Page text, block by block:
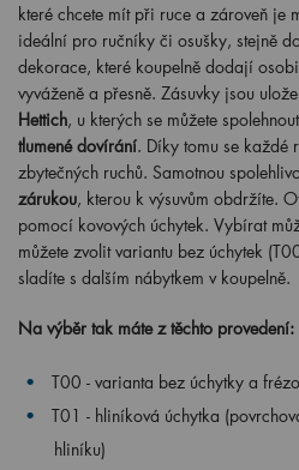
které chcete mít při ruce a zároveň je
ideální pro ručníky či osušky, stejně
dekorace, které koupelně dodají
vyváženě a přesně. Zásuvky jsou
Hettich, u kterých se můžete
tlumené dovírání. Díky tomu se každé
zbytečných ruchů. Samotnou
zárukou, kterou k výsuvům obdržíte.
pomocí kovových úchytek. Vybírat
můžete zvolit variantu bez úchytek
sladíte s dalším nábytkem v koupelně.
Na výběr tak máte z těchto provedení:
T00 - varianta bez úchytky a
T01 - hliníková úchytka
hliníku)